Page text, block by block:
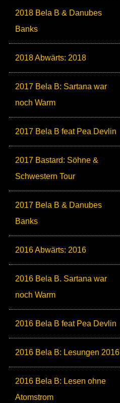
2018 Bela B & Danubes
Banks
2018 Abwärts: 2018
2017 Bela B: Sartana war
noch Warm
2017 Bela B feat Pea Devlin
2017 Bastard: Söhne &
Schwestern Tour
2017 Bela B & Danubes
Banks
2016 Abwärts: 2016
2016 Bela B. Sartana war
noch Warm
2016 Bela B feat Pea Devlin
2016 Bela B: Lesungen 2016
2016 Bela B: Lesen ohne
Atomstrom